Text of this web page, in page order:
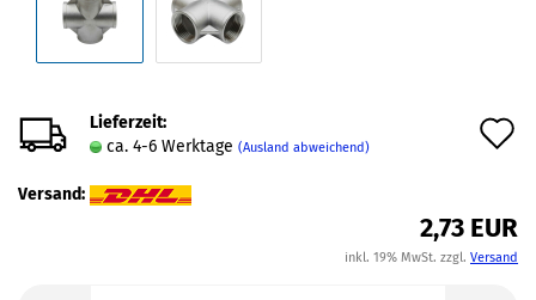
Lieferzeit:
ca. 4-6 Werktage (Ausland abweichend)
Versand:
2,73 EUR
inkl. 19% MwSt. zzgl. Versand